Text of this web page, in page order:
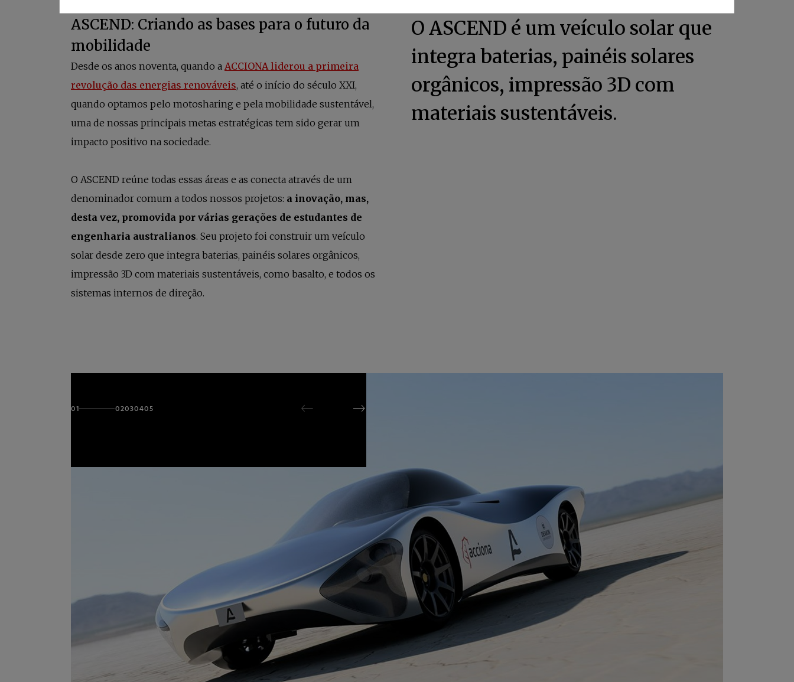
Desde os anos noventa, quando a ACCIONA liderou a primeira
revolução das energias renováveis, até o início do século XXI,
quando optamos pelo motosharing e pela mobilidade sustentável,
uma de nossas principais metas estratégicas tem sido gerar um
impacto positivo na sociedade.
O ASCEND reúne todas essas áreas e as conecta através de um
denominador comum a todos nossos projetos: a inovação, mas,
desta vez, promovida por várias gerações de estudantes de
engenharia australianos. Seu projeto foi construir um veículo
solar desde zero que integra baterias, painéis solares orgânicos,
impressão 3D com materiais sustentáveis, como basalto, e todos os
sistemas internos de direção.